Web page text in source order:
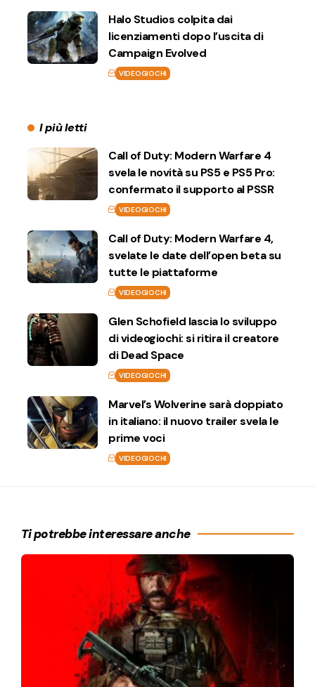
Halo Studios colpita dai
licenziamenti dopo l’uscita di
Campaign Evolved
VIDEOGIOCHI
I più letti
Call of Duty: Modern Warfare 4
svela le novità su PS5 e PS5 Pro:
confermato il supporto al PSSR
VIDEOGIOCHI
Call of Duty: Modern Warfare 4,
svelate le date dell’open beta su
tutte le piattaforme
VIDEOGIOCHI
Glen Schofield lascia lo sviluppo
di videogiochi: si ritira il creatore
di Dead Space
VIDEOGIOCHI
Marvel’s Wolverine sarà doppiato
in italiano: il nuovo trailer svela le
prime voci
VIDEOGIOCHI
Ti potrebbe interessare anche